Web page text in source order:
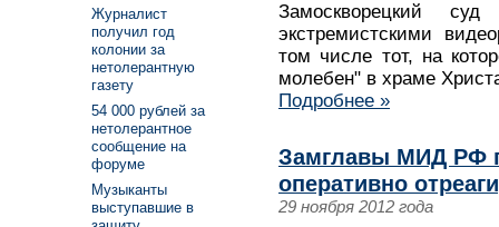
Замоскворецкий
экстремистскими
том числе тот, на
молебен" в храме
Подробнее »
Замглавы МИД РФ
оперативно
29 ноября 2012 года
Журналист
получил год
колонии за
нетолерантную
газету
54 000 рублей за
нетолерантное
сообщение на
форуме
Музыканты
выступавшие в